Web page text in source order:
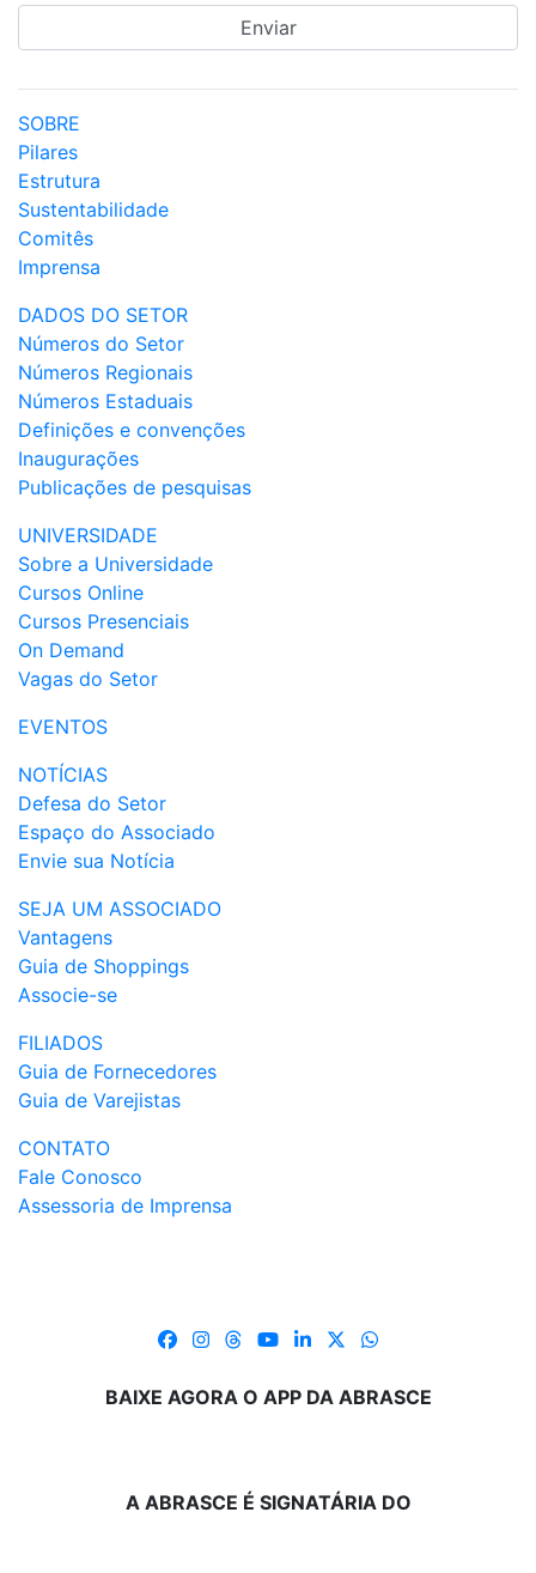
SOBRE
Pilares
Estrutura
Sustentabilidade
Comitês
Imprensa
DADOS DO SETOR
Números do Setor
Números Regionais
Números Estaduais
Definições e convenções
Inaugurações
Publicações de pesquisas
UNIVERSIDADE
Sobre a Universidade
Cursos Online
Cursos Presenciais
On Demand
Vagas do Setor
EVENTOS
NOTÍCIAS
Defesa do Setor
Espaço do Associado
Envie sua Notícia
SEJA UM ASSOCIADO
Vantagens
Guia de Shoppings
Associe-se
FILIADOS
Guia de Fornecedores
Guia de Varejistas
CONTATO
Fale Conosco
Assessoria de Imprensa
BAIXE AGORA O APP DA ABRASCE
A ABRASCE É SIGNATÁRIA DO